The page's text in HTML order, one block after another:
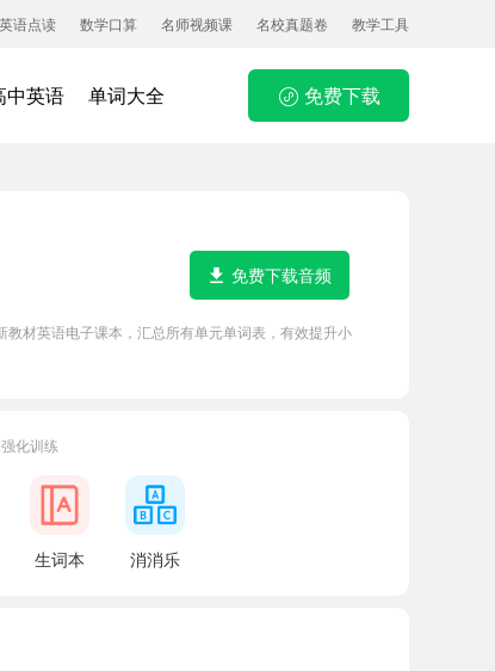
英语点读 数学口算 名师视频课 名校真题卷 教学工具
中英语 单词大全 免费下载
材英语电子课本，汇总所有单元单词表，有效提升小
免费下载音频
化训练
生词本 消消乐